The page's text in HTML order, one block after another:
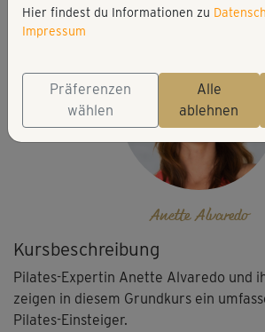
Kursbeschreibung
Pilates-Expertin Anette Alvaredo und
zeigen in diesem Grundkurs ein
Pilates-Einsteiger.
Matte
Anette Alvaredo
Hier findest du Informationen zu
Impressum
Präferenzen
wählen
Alle
ablehnen